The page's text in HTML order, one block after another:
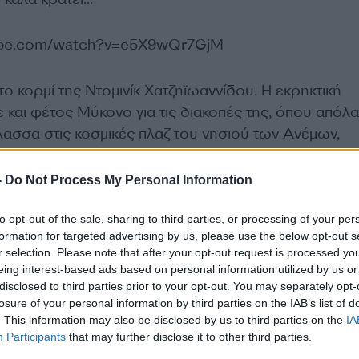
Do Not Process My Personal Information
opt-out of the sale, sharing to third parties, or processing of your
for targeted advertising by us, please use the below opt-out
selection. Please note that after your opt-out request is processed
interest-based ads based on personal information utilized by us
to third parties prior to your opt-out. You may separately
of your personal information by third parties on the IAB’s list of
This information may also be disclosed by us to third parties on the
Participants that may further disclose it to other third parties.
watch?v=e5X9wQr7GjM
κορμί της Ντομινίκ Χατζηϊωαννίδου. Η εκρηκτική
φέτος Μύκονο για τις διακοπές της, όπου
στις κοσμικές πλαζ του νησιού των Ανέμων,
υπέροχο καλλίγραμμο σώμα της τα δεκάδες
και ακαταμάχητο στυλ η ξανθιά Θεσσαλονικιά
κοσμοπολίτικο νησί. Όπως ήταν φυσικό, η καυτή
στα ύψη προσελκύοντας θερμές αέριες
watch?v=4G_W9tYTsz0